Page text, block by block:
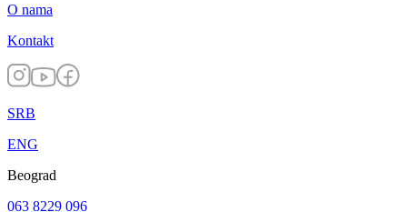
O nama
Kontakt
SRB
ENG
Beograd
063 8229 096